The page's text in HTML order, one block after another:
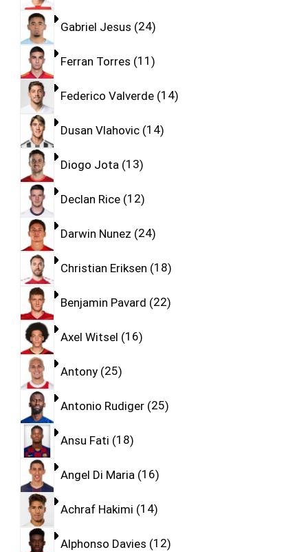
Gabriel Jesus 24
Ferran Torres 11
Federico Valverde 14
Dusan Vlahovic 14
Diogo Jota 13
Declan Rice 12
Darwin Nunez 24
Christian Eriksen 18
Benjamin Pavard 22
Axel Witsel 16
Antony 25
Antonio Rudiger 25
Ansu Fati 18
Angel Di Maria 16
Achraf Hakimi 14
Alphonso Davies 12